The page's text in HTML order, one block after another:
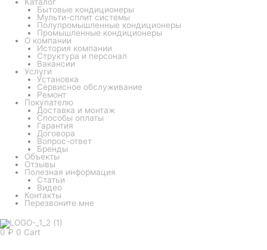
Бытовые кондиционеры
Мульти-сплит системы
Полупромышленные кондиционеры
Промышленные кондиционеры
О компании
История компании
Структура и персонал
Вакансии
Услуги
Установка
Сервисное обслуживание
Ремонт
Покупателю
Доставка и монтаж
Способы оплаты
Гарантия
Договора
Вопрос-ответ
Бренды
Объекты
Отзывы
Полезная информация
Статьи
Видео
Контакты
Перезвоните мне
0 ₽ 0 Cart